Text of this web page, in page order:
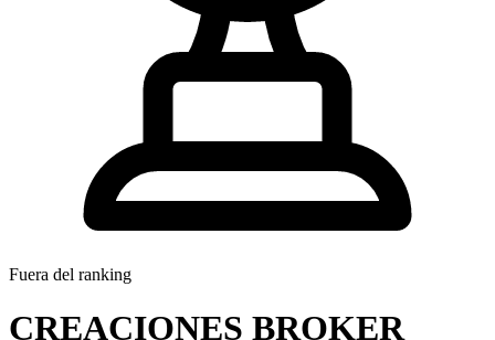
Fuera del ranking
CREACIONES BROKER